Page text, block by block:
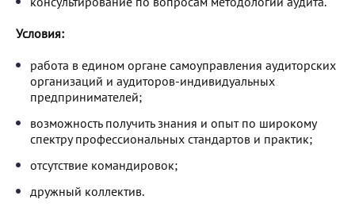
Условия:
работа в едином органе самоуправления аудиторских
организаций и аудиторов-индивидуальных
предпринимателей;
возможность получить знания и опыт по широкому
спектру профессиональных стандартов и практик;
отсутствие командировок;
дружный коллектив.